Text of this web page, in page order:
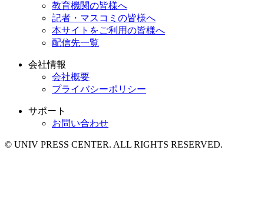
教育機関の皆様へ
記者・マスコミの皆様へ
本サイトをご利用の皆様へ
配信先一覧
会社情報
会社概要
プライバシーポリシー
サポート
お問い合わせ
© UNIV PRESS CENTER. ALL RIGHTS RESERVED.